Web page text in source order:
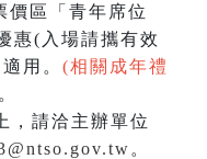
價區「青年席位
惠(入場請攜有效
用。 (相關成年禮
。
，請洽主辦單位
。